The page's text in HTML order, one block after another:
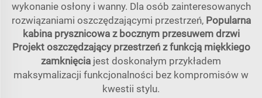
wykonanie osłony i wanny. Dla osób zainteresowanych
rozwiązaniami oszczędzającymi przestrzeń, Popularna
kabina prysznicowa z bocznym przesuwem drzwi
Projekt oszczędzający przestrzeń z funkcją miękkiego
zamknięcia jest doskonałym przykładem
maksymalizacji funkcjonalności bez kompromisów w
kwestii stylu.